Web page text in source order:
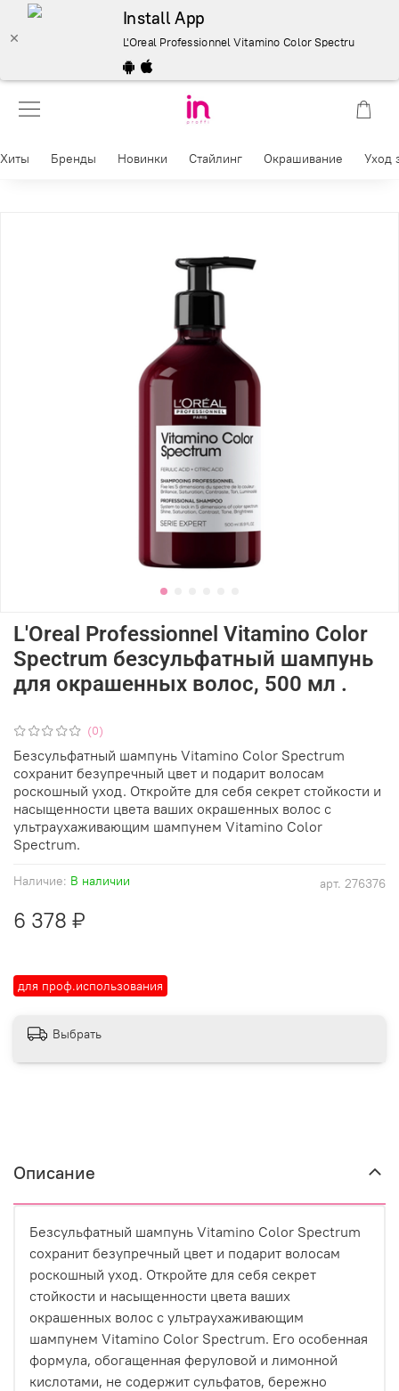
Install App
L'Oreal Professionnel Vitamino Color Spectrum
Хиты Бренды Новинки Стайлинг Окрашивание Уход
(0)
арт. 276376
Наличие: В наличии
для проф.использования
L'Oreal Professionnel Vitamino Color
Spectrum безсульфатный шампунь
для окрашенных волос, 500 мл .
6 378 ₽
Безсульфатный шампунь Vitamino Color Spectrum
сохранит безупречный цвет и подарит волосам
роскошный уход. Откройте для себя секрет стойкости и
насыщенности цвета ваших окрашенных волос с
ультраухаживающим шампунем Vitamino Color
Spectrum.
Выбрать
Описание
Безсульфатный шампунь Vitamino Color Spectrum
сохранит безупречный цвет и подарит волосам
роскошный уход. Откройте для себя секрет
стойкости и насыщенности цвета ваших
окрашенных волос с ультраухаживающим
шампунем Vitamino Color Spectrum. Его особенная
формула, обогащенная феруловой и лимонной
кислотами, не содержит сульфатов, бережно